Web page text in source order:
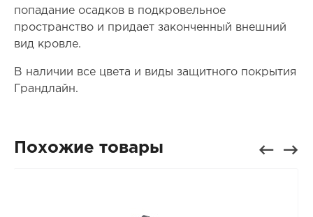
попадание осадков в подкровельное
пространство и придает законченный внешний
вид кровле.
В наличии все цвета и виды защитного покрытия
Грандлайн.
Похожие товары